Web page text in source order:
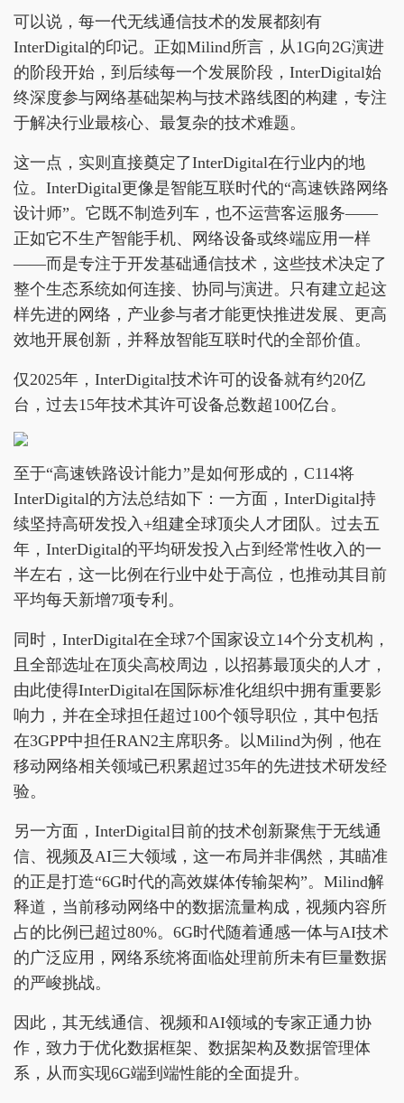
可以说，每一代无线通信技术的发展都刻有
InterDigital的印记。正如Milind所言，从1G向2G演进
的阶段开始，到后续每一个发展阶段，InterDigital始
终深度参与网络基础架构与技术路线图的构建，专注
于解决行业最核心、最复杂的技术难题。
这一点，实则直接奠定了InterDigital在行业内的地
位。InterDigital更像是智能互联时代的“高速铁路网络
设计师”。它既不制造列车，也不运营客运服务——
正如它不生产智能手机、网络设备或终端应用一样
——而是专注于开发基础通信技术，这些技术决定了
整个生态系统如何连接、协同与演进。只有建立起这
样先进的网络，产业参与者才能更快推进发展、更高
效地开展创新，并释放智能互联时代的全部价值。
仅2025年，InterDigital技术许可的设备就有约20亿
台，过去15年技术其许可设备总数超100亿台。
至于“高速铁路设计能力”是如何形成的，C114将
InterDigital的方法总结如下：一方面，InterDigital持
续坚持高研发投入+组建全球顶尖人才团队。过去五
年，InterDigital的平均研发投入占到经常性收入的一
半左右，这一比例在行业中处于高位，也推动其目前
平均每天新增7项专利。
同时，InterDigital在全球7个国家设立14个分支机构，
且全部选址在顶尖高校周边，以招募最顶尖的人才，
由此使得InterDigital在国际标准化组织中拥有重要影
响力，并在全球担任超过100个领导职位，其中包括
在3GPP中担任RAN2主席职务。以Milind为例，他在
移动网络相关领域已积累超过35年的先进技术研发经
验。
另一方面，InterDigital目前的技术创新聚焦于无线通
信、视频及AI三大领域，这一布局并非偶然，其瞄准
的正是打造“6G时代的高效媒体传输架构”。Milind解
释道，当前移动网络中的数据流量构成，视频内容所
占的比例已超过80%。6G时代随着通感一体与AI技术
的广泛应用，网络系统将面临处理前所未有巨量数据
的严峻挑战。
因此，其无线通信、视频和AI领域的专家正通力协
作，致力于优化数据框架、数据架构及数据管理体
系，从而实现6G端到端性能的全面提升。